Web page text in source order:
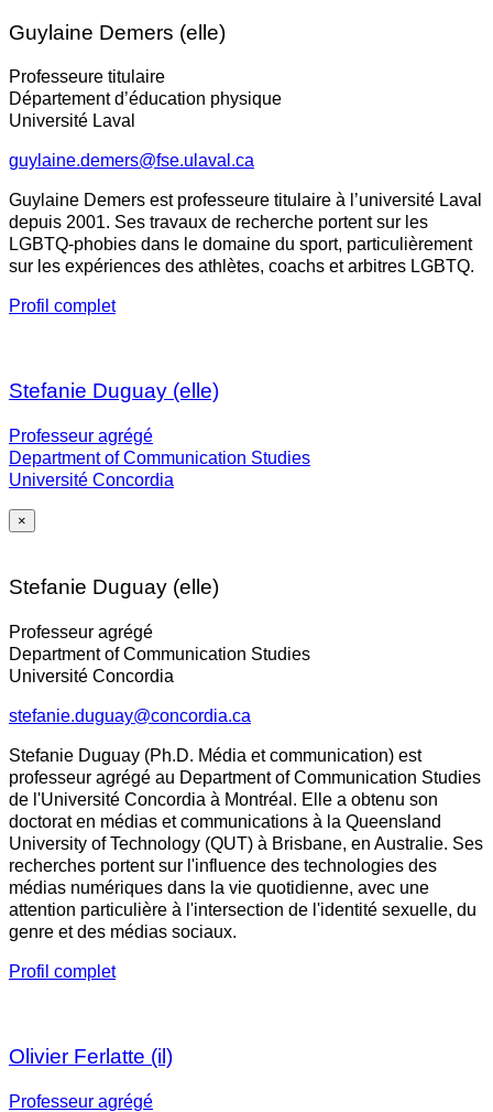
Guylaine Demers (elle)
Professeure titulaire
Département d’éducation physique
Université Laval
guylaine.demers@fse.ulaval.ca
Guylaine Demers est professeure titulaire à l’université Laval
depuis 2001. Ses travaux de recherche portent sur les
LGBTQ-phobies dans le domaine du sport, particulièrement
sur les expériences des athlètes, coachs et arbitres LGBTQ.
Profil complet
Stefanie Duguay (elle)
Professeur agrégé
Department of Communication Studies
Université Concordia
×
Stefanie Duguay (elle)
Professeur agrégé
Department of Communication Studies
Université Concordia
stefanie.duguay@concordia.ca
Stefanie Duguay (Ph.D. Média et communication) est
professeur agrégé au Department of Communication Studies
de l'Université Concordia à Montréal. Elle a obtenu son
doctorat en médias et communications à la Queensland
University of Technology (QUT) à Brisbane, en Australie. Ses
recherches portent sur l'influence des technologies des
médias numériques dans la vie quotidienne, avec une
attention particulière à l'intersection de l'identité sexuelle, du
genre et des médias sociaux.
Profil complet
Olivier Ferlatte (il)
Professeur agrégé